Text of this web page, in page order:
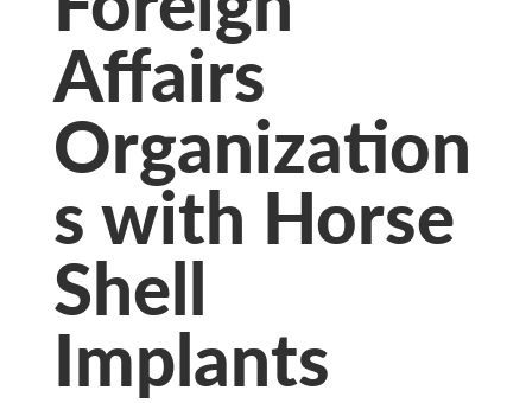
Affairs
Organization
s with Horse
Shell
Implants